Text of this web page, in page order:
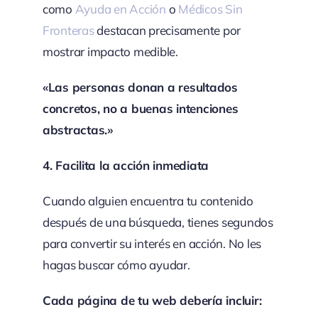
como Ayuda en Acción o Médicos Sin
Fronterasdestacan precisamente por
mostrar impacto medible.
«Las personas donan a resultados
concretos, no a buenas intenciones
abstractas.»
4. Facilita la acción inmediata
Cuando alguien encuentra tu contenido
después de una búsqueda, tienes segundos
para convertir su interés en acción. No les
hagas buscar cómo ayudar.
Cada página de tu web debería incluir: